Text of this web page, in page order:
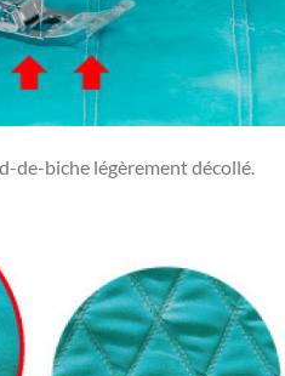
de-biche légèrement décollé.